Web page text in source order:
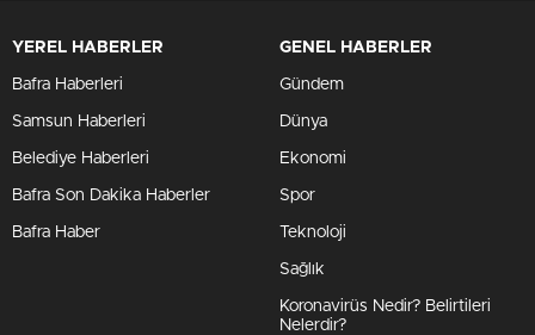
YEREL HABERLER
Bafra Haberleri
Samsun Haberleri
Belediye Haberleri
Bafra Son Dakika Haberler
Bafra Haber
GENEL HABERLER
Gündem
Dünya
Ekonomi
Spor
Teknoloji
Sağlık
Koronavirüs Nedir? Belirtileri
Nelerdir?